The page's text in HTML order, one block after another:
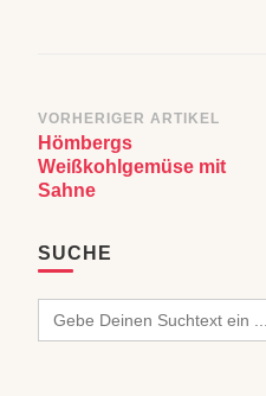
VORHERIGER ARTIKEL
Hömbergs
Weißkohlgemüse mit
Sahne
SUCHE
Search
for: